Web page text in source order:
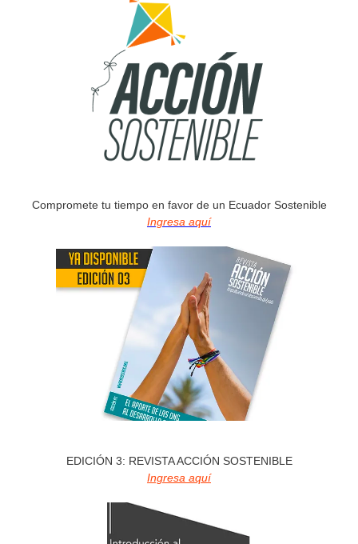
Compromete tu tiempo en favor de un Ecuador Sostenible
Ingresa aquí
EDICIÓN 3: REVISTA ACCIÓN SOSTENIBLE
Ingresa aquí